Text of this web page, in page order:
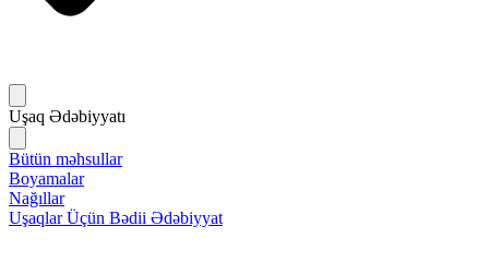
Uşaq Ədəbiyyatı
Bütün məhsullar
Boyamalar
Nağıllar
Uşaqlar Üçün Bədii Ədəbiyyat